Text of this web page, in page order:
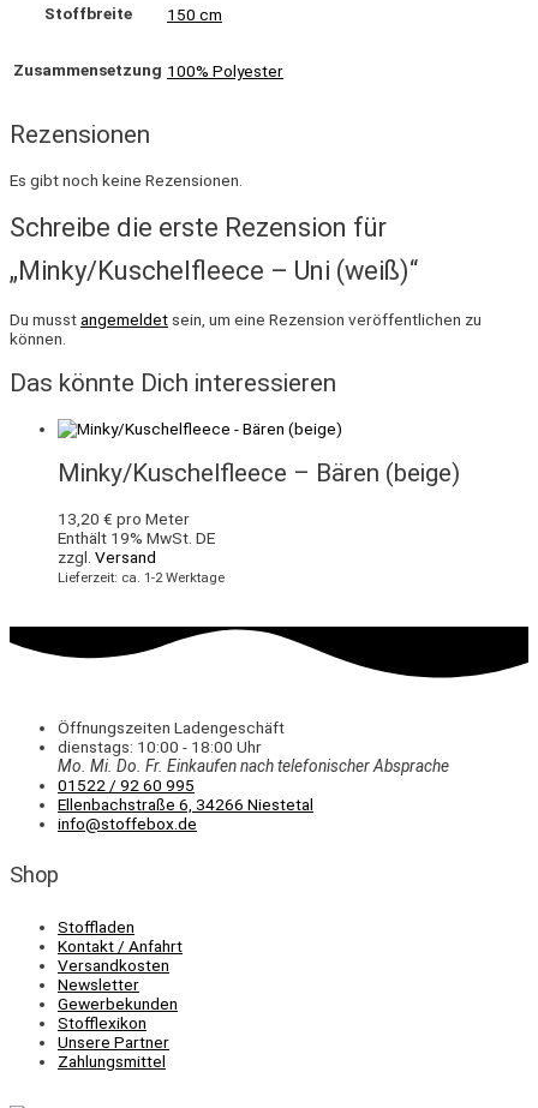
Stoffbreite 150 cm
Zusammensetzung 100% Polyester
Rezensionen
Es gibt noch keine Rezensionen.
Schreibe die erste Rezension für
„Minky/Kuschelfleece – Uni (weiß)“
Du musstangemeldet sein, um eine Rezension veröffentlichen zu
können.
Das könnte Dich interessieren
Minky/Kuschelfleece – Bären (beige)
13,20 € pro Meter
Enthält 19% MwSt. DE
zzgl. Versand
Lieferzeit: ca. 1-2 Werktage
Öffnungszeiten Ladengeschäft
dienstags: 10:00 - 18:00 Uhr
Mo. Mi. Do. Fr. Einkaufennach telefonischer Absprache
01522 / 92 60 995
Ellenbachstraße 6, 34266 Niestetal
info@stoffebox.de
Shop
Stoffladen
Kontakt / Anfahrt
Versandkosten
Newsletter
Gewerbekunden
Stofflexikon
Unsere Partner
Zahlungsmittel